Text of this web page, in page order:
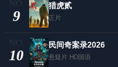
9
猎虎贰
正片
10
民间奇案录2026
悬疑片 HD国语